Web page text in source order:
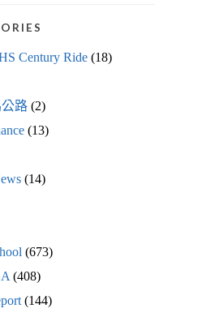
Century Ride(18)
路(2)
(13)
(14)
(673)
(408)
(144)